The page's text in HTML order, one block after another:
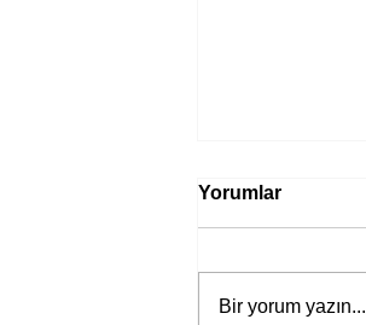
Yorumlar
Bir yorum yazın...